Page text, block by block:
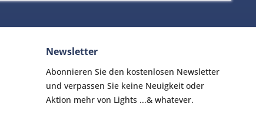
Newsletter
Abonnieren Sie den kostenlosen Newsletter
und verpassen Sie keine Neuigkeit oder
Aktion mehr von Lights ...& whatever.